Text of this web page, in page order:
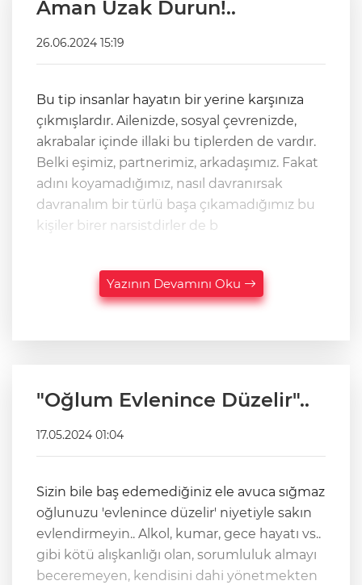
Aman Uzak Durun!..
26.06.2024 15:19
Bu tip insanlar hayatın bir yerine karşınıza
çıkmışlardır. Ailenizde, sosyal çevrenizde,
akrabalar içinde illaki bu tiplerden de vardır.
Belki eşimiz, partnerimiz, arkadaşımız. Fakat
adını koyamadığımız, nasıl davranırsak
davranalım bir türlü başa çıkamadığımız bu
kişiler birer narsistdirler de b
Yazının Devamını Oku
"Oğlum Evlenince Düzelir"..
17.05.2024 01:04
Sizin bile baş edemediğiniz ele avuca sığmaz
oğlunuzu 'evlenince düzelir' niyetiyle sakın
evlendirmeyin.. Alkol, kumar, gece hayatı vs..
gibi kötü alışkanlığı olan, sorumluluk almayı
beceremeyen, kendisini dahi yönetmekten